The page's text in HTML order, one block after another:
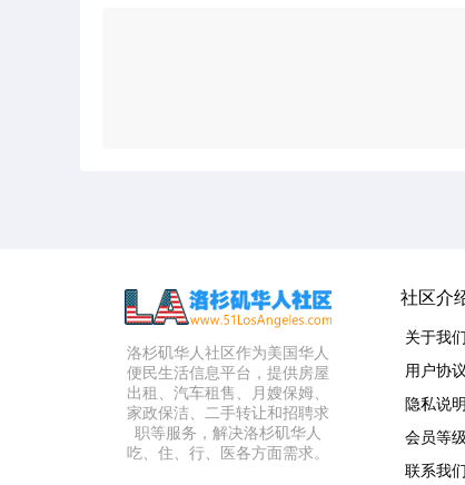
洛杉矶华人社区作为美国华人
便民生活信息平台，提供房屋
出租、汽车租售、月嫂保姆、
家政保洁、二手转让和招聘求
职等服务，解决洛杉矶华人
吃、住、行、医各方面需求。
社区介
关于我们
用户协议
隐私说明
会员等级
联系我们